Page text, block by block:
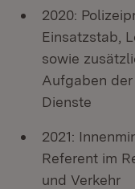
2020:
Einsatzstab,
sowie
Aufgaben
Dienste
2021:
Referent im
und Verkehr